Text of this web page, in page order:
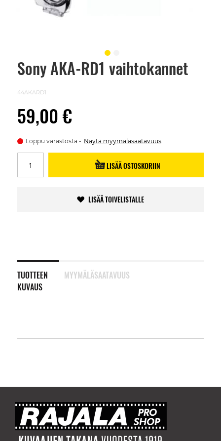
Sony AKA-RD1 vaihtokannet
44AKARD1
59,00 €
Loppu varastosta Näytä myymäläsaatavuus
LISÄÄ OSTOSKORIIN
LISÄÄ TOIVELISTALLE
TUOTTEEN
KUVAUS
MYYMÄLÄSAATAVUUS
Skip
images
gallery